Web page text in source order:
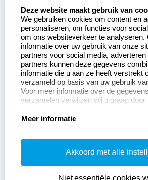
Aanvraag op maat
Betaling &
Verzending
Wederverkoper
worden
Sale
Veel
Productinformatie:
Instructiepagina
Safety Sheets
Deze website maakt gebruik van
We gebruiken cookies om content en
personaliseren, om functies voor
om ons websiteverkeer te analyseren.
informatie over uw gebruik van onze
partners voor social media,
partners kunnen deze gegevens
informatie die u aan ze heeft verstrekt
verzameld op basis van uw gebruik
Voor meer informatie over de
verzamelen verwijzen wij u graag door
Meer informatie
Akkoord met alle
Niet essentiële cookies